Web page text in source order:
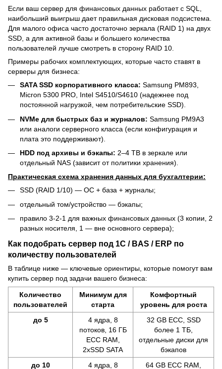
Если ваш сервер для финансовых данных работает с SQL,
наибольший выигрыш дает правильная дисковая подсистема.
Для малого офиса часто достаточно зеркала (RAID 1) на двух
SSD, а для активной базы и большего количества
пользователей лучше смотреть в сторону RAID 10.
Примеры рабочих комплектующих, которые часто ставят в
серверы для бизнеса:
SATA SSD корпоративного класса: Samsung PM893,
Micron 5300 PRO, Intel S4510/S4610 (надежнее под
постоянной нагрузкой, чем потребительские SSD).
NVMe для быстрых баз и журналов: Samsung PM9A3
или аналоги серверного класса (если конфигурация и
плата это поддерживают).
HDD под архивы и бэкапы: 2–4 TB в зеркале или
отдельный NAS (зависит от политики хранения).
Практическая схема хранения данных для бухгалтерии:
SSD (RAID 1/10) — ОС + база + журналы;
отдельный том/устройство — бэкапы;
правило 3-2-1 для важных финансовых данных (3 копии, 2
разных носителя, 1 — вне основного сервера);
Как подобрать сервер под 1С / BAS / ERP по
количеству пользователей
В таблице ниже — ключевые ориентиры, которые помогут вам
купить сервер под задачи вашего бизнеса:
Количество
пользователей
Минимум для
старта
Комфортный
уровень для роста
до 5
4 ядра, 8
потоков, 16 ГБ
ECC RAM,
2хSSD SATA
32 GB ECC, SSD
более 1 ТБ,
отдельные диски для
бэкапов
до 10
4 ядра, 8 64 GB ECC RAM,